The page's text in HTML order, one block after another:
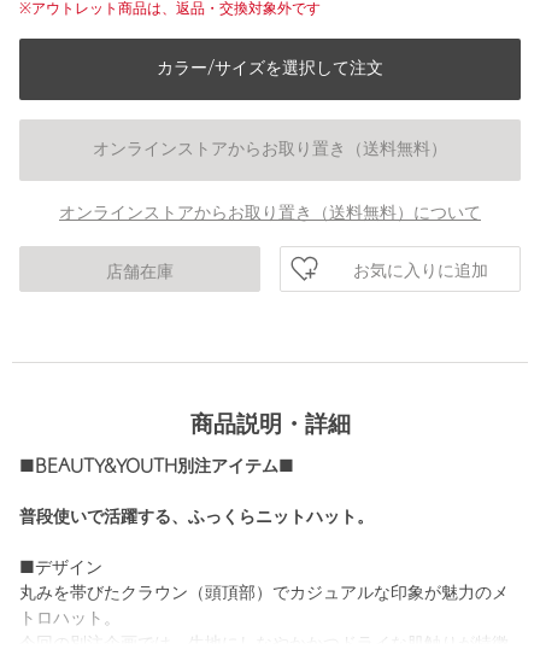
※アウトレット商品は、返品・交換対象外です
カラー/サイズを選択して注文
オンラインストアからお取り置き（送料無料）
オンラインストアからお取り置き（送料無料）について
店舗在庫 お気に入りに追加
商品説明・詳細
■BEAUTY&YOUTH別注アイテム■
普段使いで活躍する、ふっくらニットハット。
■デザイン
丸みを帯びたクラウン（頭頂部）でカジュアルな印象が魅力のメ
トロハット。
今回の別注企画では、生地にしなやかかつドライな肌触りが特徴